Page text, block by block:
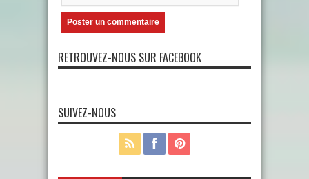
RETROUVEZ-NOUS SUR FACEBOOK
SUIVEZ-NOUS